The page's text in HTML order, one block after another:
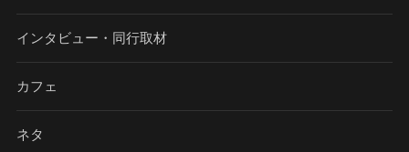
インタビュー・同行取材
カフェ
ネタ